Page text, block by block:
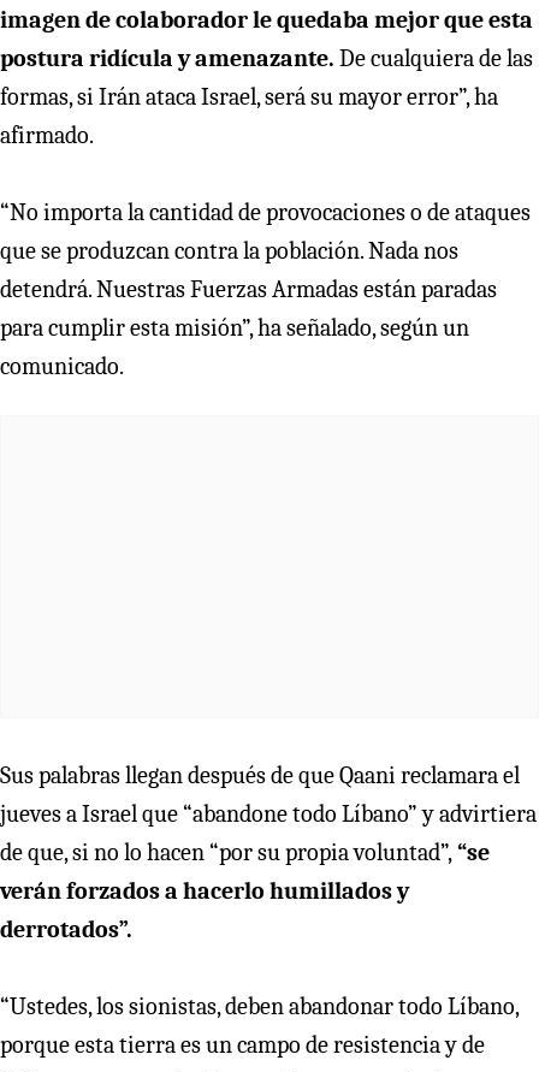
imagen de colaborador le quedaba mejor que esta
postura ridícula y amenazante. De cualquiera de las
formas, si Irán ataca Israel, será su mayor error”, ha
afirmado.
“No importa la cantidad de provocaciones o de ataques
que se produzcan contra la población. Nada nos
detendrá. Nuestras Fuerzas Armadas están paradas
para cumplir esta misión”, ha señalado, según un
comunicado.
Sus palabras llegan después de que Qaani reclamara el
jueves a Israel que “abandone todo Líbano” y advirtiera
de que, si no lo hacen “por su propia voluntad”,“se
verán forzados a hacerlo humillados y
derrotados”.
“Ustedes, los sionistas, deben abandonar todo Líbano,
porque esta tierra es un campo de resistencia y de